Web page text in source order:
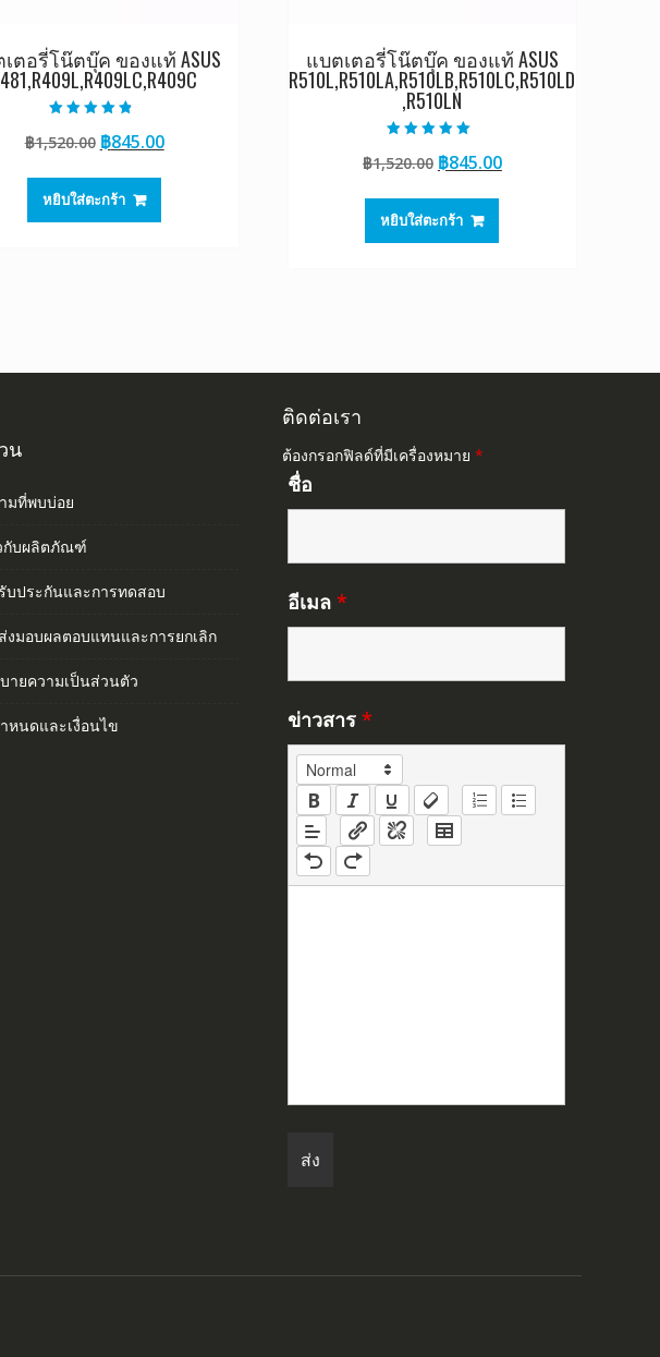
ตอรี่โน๊ตบุ๊ค ของแท้ ASUS
4.50
ตั้งแต่ 1-5
฿1,520.00 Original
was:
฿1,520.00.
฿845.00Current
หยิบใส่ตะกร้า
แบตเตอรี่โน๊ตบุ๊ค ของแท้ ASUS
R510L,R510LA,R510LB,R510LC,R510LD
,R510LN
5.00
ตั้งแต่ 1-5
฿1,520.00 Original
was:
฿1,520.00.
฿845.00Current
หยิบใส่ตะกร้า
น
มที่พบบ่อย
กับผลิตภัณฑ์
บประกันและการทดสอบ
งมอบผลตอบแทนและการยกเลิก
ายความเป็นส่วนตัว
หนดและเงื่อนไข
ติดต่อเรา
ต้องกรอกฟิลด์ที่มีเครื่องหมาย *
ชื่อ
อีเมล *
ข่าวสาร *